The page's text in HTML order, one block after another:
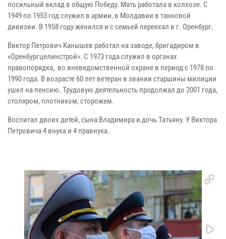
посильный вклад в общую Победу. Мать работала в колхозе. С
1949 по 1953 год служил в армии, в Молдавии в танковой
дивизии. В 1958 году женился и с семьей переехал в г. Оренбург.
Виктор Петрович Канышев работал на заводе, бригадиром в
«Оренбургцелинстрой». С 1973 года служил в органах
правопорядка, во вневедомственной охране в период с 1978 по
1990 года. В возрасте 60 лет ветеран в звании старшины милиции
ушел на пенсию. Трудовую деятельность продолжал до 2001 года,
столяром, плотником, сторожем.
Воспитал двоих детей, сына Владимира и дочь Татьяну. У Виктора
Петровича 4 внука и 4 правнука.